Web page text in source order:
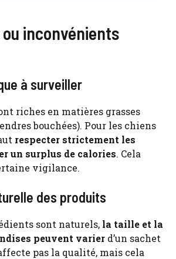
inconvénients
à surveiller
riches en matières grasses
bouchées). Pour les chiens
respecter strictement les
un surplus de calories. Cela
vigilance.
des produits
sont naturels, la taille et la
peuvent varier d’un sachet
pas la qualité, mais cela